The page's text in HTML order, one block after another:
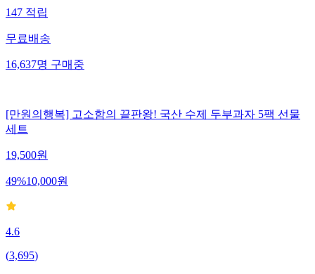
147적립
무료배송
16,637명구매중
[만원의행복] 고소함의 끝판왕! 국산 수제 두부과자 5팩 선물
세트
19,500원
49%10,000원
4.6
(3,695)